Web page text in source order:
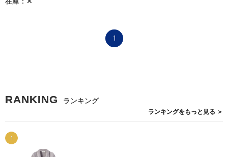
1
RANKING ランキング
ランキングをもっと見る ＞
1